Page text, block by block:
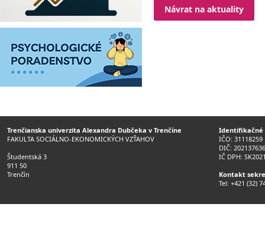
Návrat na aktuality
Trenčianska univerzita Alexandra Dubčeka v Trenčíne
FAKULTA SOCIÁLNO-EKONOMICKÝCH VZŤAHOV
Študentská 3
911 50
Trenčín
Identifikačné
IČO: 31118259
DIČ:
IČ DPH:
Kontakt
Tel: +421 (32)